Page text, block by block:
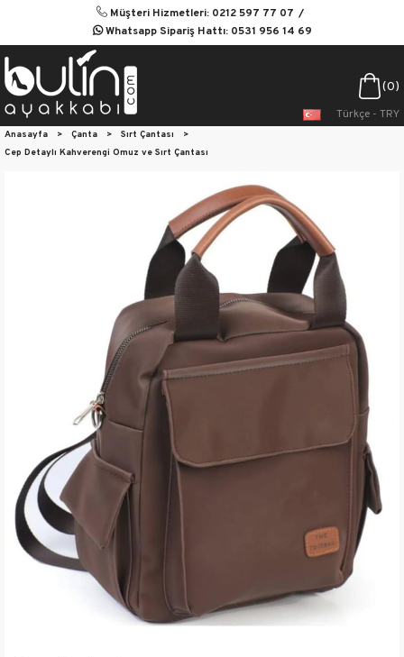
Müşteri Hizmetleri: 0212 597 77 07
Whatsapp Sipariş Hattı: 0531 956 14 69
0
Türkçe - TRY
Anasayfa > Çanta > Sırt Çantası
>
Cep Detaylı Kahverengi Omuz ve Sırt Çantası